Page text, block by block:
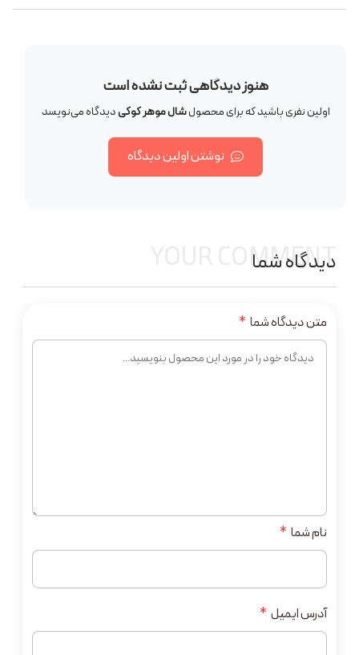
هنوز دیدگاهی ثبت نشده است
اولین نفری باشید که برای محصولشال موهر کوکیدیدگاه می‌نویسد
نوشتن اولین دیدگاه
دیدگاه شما
YOUR COMMENT
نام شما *
آدرس ایمیل *
متن دیدگاه شما *